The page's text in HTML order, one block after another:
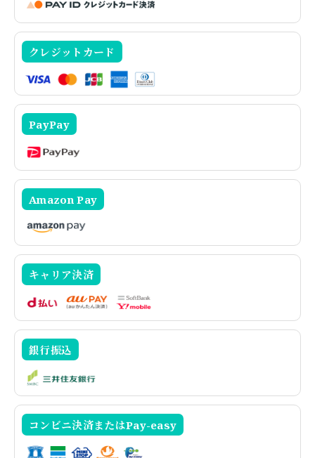
クレジットカード
PayPay
Amazon Pay
キャリア決済
銀行振込
コンビニ決済またはPay-easy